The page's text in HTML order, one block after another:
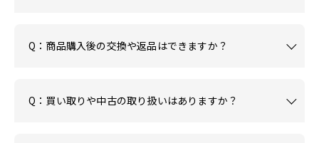
Q：商品購入後の交換や返品はできますか？
Q：買い取りや中古の取り扱いはありますか？